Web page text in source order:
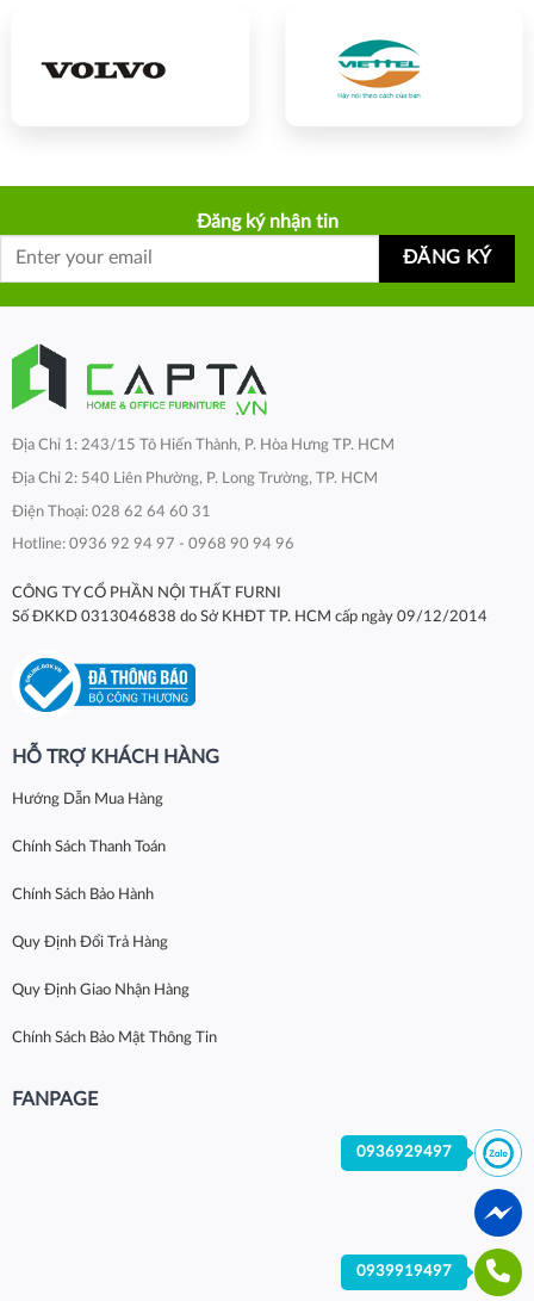
Đăng ký nhận tin
Địa Chỉ 1: 243/15 Tô Hiến Thành, P. Hòa Hưng TP. HCM
Địa Chỉ 2: 540 Liên Phường, P. Long Trường, TP. HCM
Điện Thoại: 028 62 64 60 31
Hotline: 0936 92 94 97 - 0968 90 94 96
CÔNG TY CỔ PHẦN NỘI THẤT FURNI
Số ĐKKD 0313046838 do Sở KHĐT TP. HCM cấp ngày 09/12/2014
HỖ TRỢ KHÁCH HÀNG
Hướng Dẫn Mua Hàng
Chính Sách Thanh Toán
Chính Sách Bảo Hành
Quy Định Đổi Trả Hàng
Quy Định Giao Nhận Hàng
Chính Sách Bảo Mật Thông Tin
FANPAGE
0936929497
0939919497